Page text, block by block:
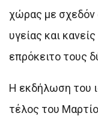
χώρας με σχεδόν
υγείας και
επρόκειτο τους
Η εκδήλωση του
τέλος του